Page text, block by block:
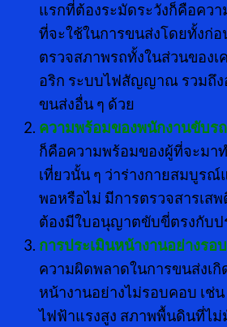
แรกที่ต้องระมัดระวังก็คือคว
ที่จะใช้ในการขนส่งโดยทั้งก่
ตรวจสภาพรถทั้งในส่วนของเ
อริก ระบบไฟสัญญาณ รวมถึ
ขนส่งอื่น ๆ ด้วย
ความพร้อมของพนักงานขับรถ
ก็คือความพร้อมของผู้ที่จะมา
เที่ยวนั้น ๆ ว่าร่างกายสมบูรณ์
พอหรือไม่ มีการตรวจสารเส
ต้องมีใบอนุญาตขับขี่ตรงกับป
การประเมินหน้างานอย่างรอ
ความผิดพลาดในการขนส่งเกิ
หน้างานอย่างไม่รอบคอบ เช่น
ไฟฟ้าแรงสูง สภาพพื้นดินที่ไ